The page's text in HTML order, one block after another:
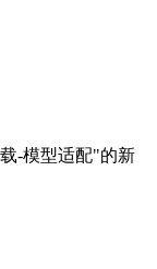
-模型适配"的新